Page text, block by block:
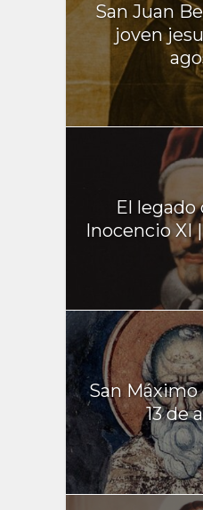
San Juan
joven
El legado
Inocencio XI
San Máximo
13 de